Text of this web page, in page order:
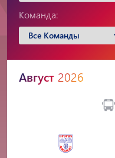
Команда:
Август 2026